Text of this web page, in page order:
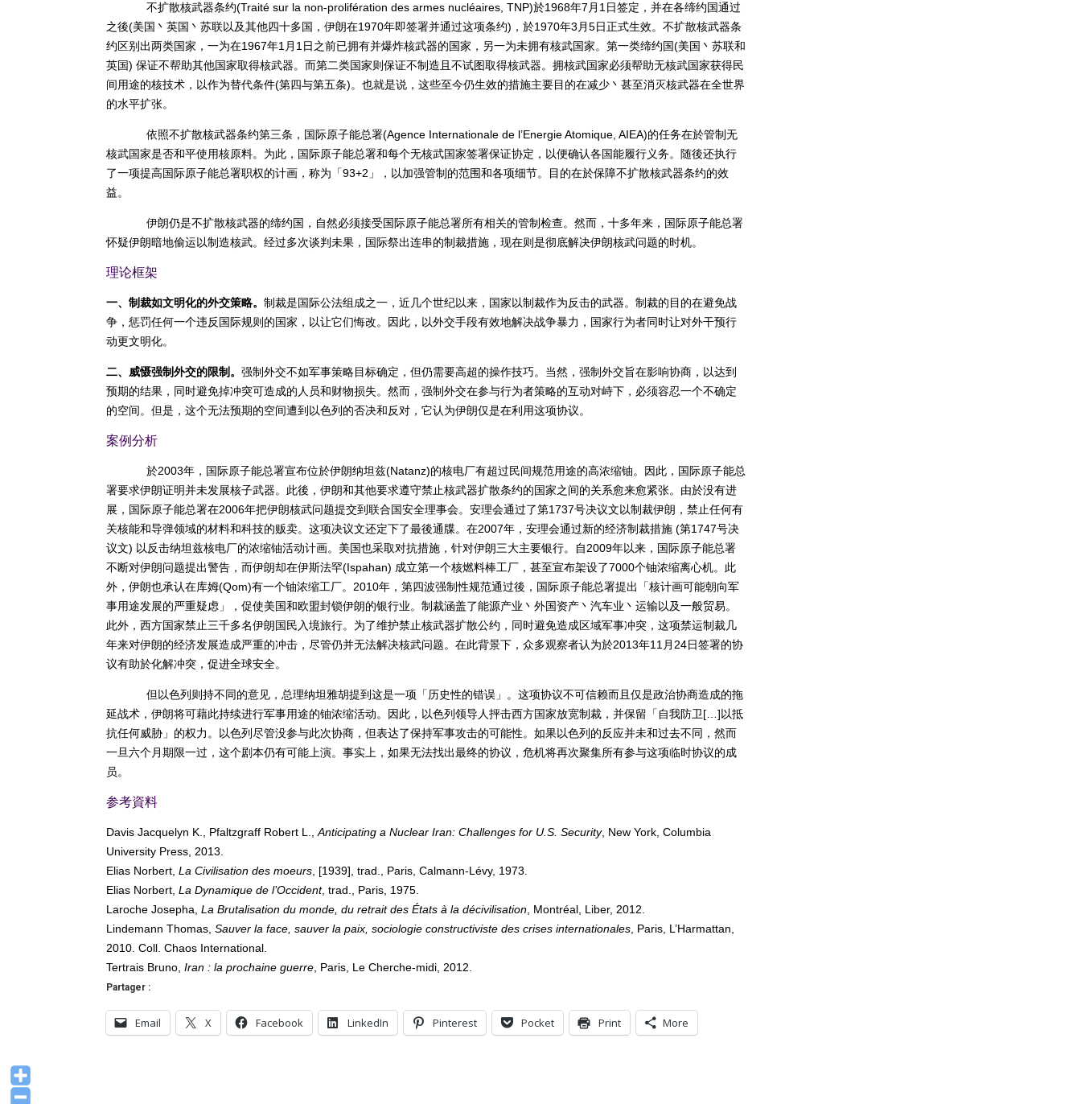
不扩散核武器条约(Traité sur la non-prolifération des armes nucléaires, TNP)於1968年7月1日签定，并在各缔约国通过
之後(美国丶英国丶苏联以及其他四十多国，伊朗在1970年即签署并通过这项条约)，於1970年3月5日正式生效。不扩散核武器条
约区别出两类国家，一为在1967年1月1日之前已拥有并爆炸核武器的国家，另一为未拥有核武国家。第一类缔约国(美国丶苏联和
英国) 保证不帮助其他国家取得核武器。而第二类国家则保证不制造且不试图取得核武器。拥核武国家必须帮助无核武国家获得民
间用途的核技术，以作为替代条件(第四与第五条)。也就是说，这些至今仍生效的措施主要目的在减少丶甚至消灭核武器在全世界
的水平扩张。
依照不扩散核武器条约第三条，国际原子能总署(Agence Internationale de l’Energie Atomique, AIEA)的任务在於管制无
核武国家是否和平使用核原料。为此，国际原子能总署和每个无核武国家签署保证协定，以便确认各国能履行义务。随後还执行
了一项提高国际原子能总署职权的计画，称为「93+2」，以加强管制的范围和各项细节。目的在於保障不扩散核武器条约的效
益。
伊朗仍是不扩散核武器的缔约国，自然必须接受国际原子能总署所有相关的管制检查。然而，十多年来，国际原子能总署
怀疑伊朗暗地偷运以制造核武。经过多次谈判未果，国际祭出连串的制裁措施，现在则是彻底解决伊朗核武问题的时机。
理论框架
一、制裁如文明化的外交策略。 制裁是国际公法组成之一，近几个世纪以来，国家以制裁作为反击的武器。制裁的目的在避免战
争，惩罚任何一个违反国际规则的国家，以让它们悔改。因此，以外交手段有效地解决战争暴力，国家行为者同时让对外干预行
动更文明化。
二、威慑强制外交的限制。 强制外交不如军事策略目标确定，但仍需要高超的操作技巧。当然，强制外交旨在影响协商，以达到
预期的结果，同时避免掉冲突可造成的人员和财物损失。然而，强制外交在参与行为者策略的互动对峙下，必须容忍一个不确定
的空间。但是，这个无法预期的空间遭到以色列的否决和反对，它认为伊朗仅是在利用这项协议。
案例分析
於2003年，国际原子能总署宣布位於伊朗纳坦兹(Natanz)的核电厂有超过民间规范用途的高浓缩铀。因此，国际原子能总
署要求伊朗证明并未发展核子武器。此後，伊朗和其他要求遵守禁止核武器扩散条约的国家之间的关系愈来愈紧张。由於没有进
展，国际原子能总署在2006年把伊朗核武问题提交到联合国安全理事会。安理会通过了第1737号决议文以制裁伊朗，禁止任何有
关核能和导弹领域的材料和科技的贩卖。这项决议文还定下了最後通牒。在2007年，安理会通过新的经济制裁措施 (第1747号决
议文) 以反击纳坦兹核电厂的浓缩铀活动计画。美国也采取对抗措施，针对伊朗三大主要银行。自2009年以来，国际原子能总署
不断对伊朗问题提出警告，而伊朗却在伊斯法罕(Ispahan) 成立第一个核燃料棒工厂，甚至宣布架设了7000个铀浓缩离心机。此
外，伊朗也承认在库姆(Qom)有一个铀浓缩工厂。2010年，第四波强制性规范通过後，国际原子能总署提出「核计画可能朝向军
事用途发展的严重疑虑」，促使美国和欧盟封锁伊朗的银行业。制裁涵盖了能源产业丶外国资产丶汽车业丶运输以及一般贸易。
此外，西方国家禁止三千多名伊朗国民入境旅行。为了维护禁止核武器扩散公约，同时避免造成区域军事冲突，这项禁运制裁几
年来对伊朗的经济发展造成严重的冲击，尽管仍并无法解决核武问题。在此背景下，众多观察者认为於2013年11月24日签署的协
议有助於化解冲突，促进全球安全。
但以色列则持不同的意见，总理纳坦雅胡提到这是一项「历史性的错误」。这项协议不可信赖而且仅是政治协商造成的拖
延战术，伊朗将可藉此持续进行军事用途的铀浓缩活动。因此，以色列领导人抨击西方国家放宽制裁，并保留「自我防卫[…]以抵
抗任何威胁」的权力。以色列尽管没参与此次协商，但表达了保持军事攻击的可能性。如果以色列的反应并未和过去不同，然而
一旦六个月期限一过，这个剧本仍有可能上演。事实上，如果无法找出最终的协议，危机将再次聚集所有参与这项临时协议的成
员。
参考資料
Davis Jacquelyn K., Pfaltzgraff Robert L.,Anticipating a Nuclear Iran: Challenges for U.S. Security, New York, Columbia
University Press, 2013.
Elias Norbert, La Civilisation des moeurs, [1939], trad., Paris, Calmann-Lévy, 1973.
Elias Norbert, La Dynamique de l’Occident, trad., Paris, 1975.
Laroche Josepha, La Brutalisation du monde, du retrait des États à la décivilisation, Montréal, Liber, 2012.
Lindemann Thomas, Sauver la face, sauver la paix, sociologie constructiviste des crises internationales, Paris, L’Harmattan,
2010. Coll. Chaos International.
Tertrais Bruno, Iran : la prochaine guerre, Paris, Le Cherche-midi, 2012.
Partager :
Email X Facebook LinkedIn Pinterest Pocket Print More